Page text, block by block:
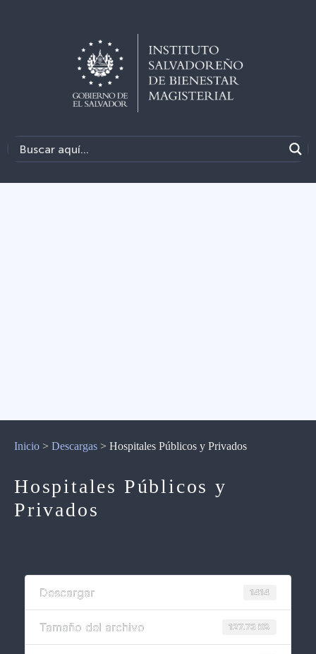
Inicio > Descargas > Hospitales Públicos y Privados
Hospitales Públicos y
Privados
Descargar 1414
Tamaño del archivo 127.73 KB